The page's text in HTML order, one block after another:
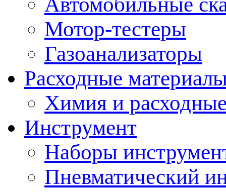
Мотор-тестеры
Газоанализаторы
Расходные
Химия и
Инструмент
Наборы
Пневматический